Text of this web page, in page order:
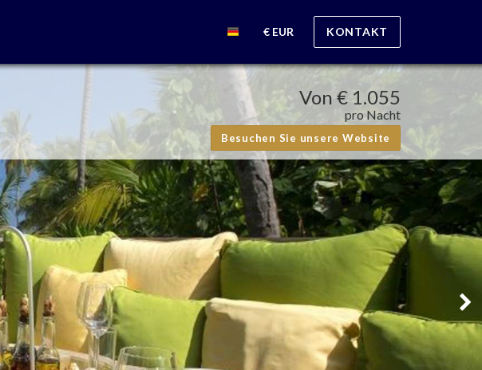
€ EUR KONTAKT
Von € 1.055
pro Nacht
Besuchen Sie unsere Website